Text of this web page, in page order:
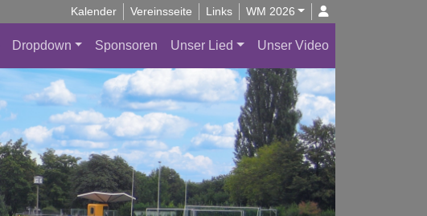
Kalender Vereinsseite Links WM 2026
Dropdown Sponsoren Unser Lied Unser Video